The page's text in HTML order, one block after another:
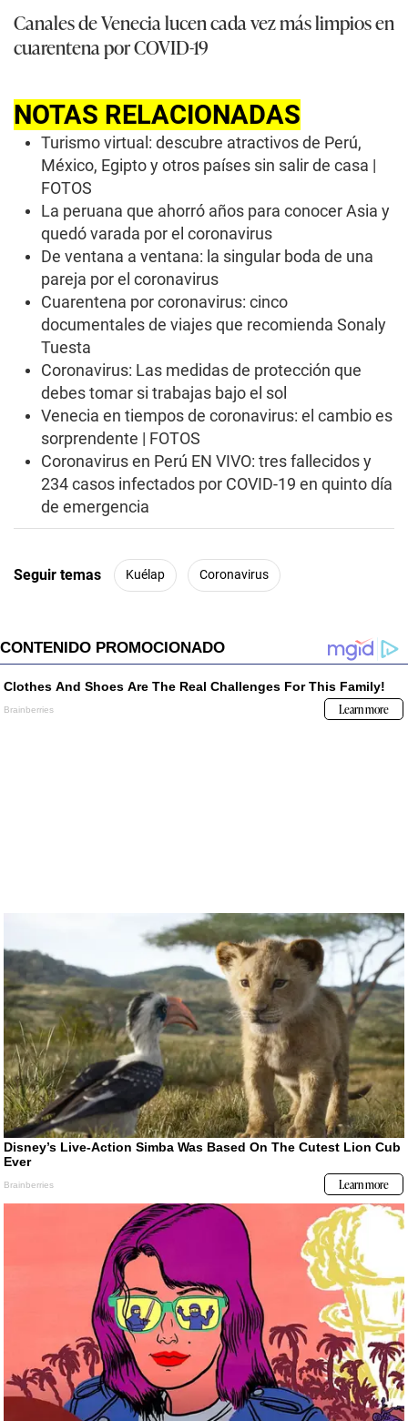
Canales de Venecia lucen cada vez más limpios en
cuarentena por COVID-19
NOTAS RELACIONADAS
Turismo virtual: descubre atractivos de Perú,
México, Egipto y otros países sin salir de casa |
FOTOS
La peruana que ahorró años para conocer Asia y
quedó varada por el coronavirus
De ventana a ventana: la singular boda de una
pareja por el coronavirus
Cuarentena por coronavirus: cinco
documentales de viajes que recomienda Sonaly
Tuesta
Coronavirus: Las medidas de protección que
debes tomar si trabajas bajo el sol
Venecia en tiempos de coronavirus: el cambio es
sorprendente | FOTOS
Coronavirus en Perú EN VIVO: tres fallecidos y
234 casos infectados por COVID-19 en quinto día
de emergencia
Seguir temas Kuélap Coronavirus